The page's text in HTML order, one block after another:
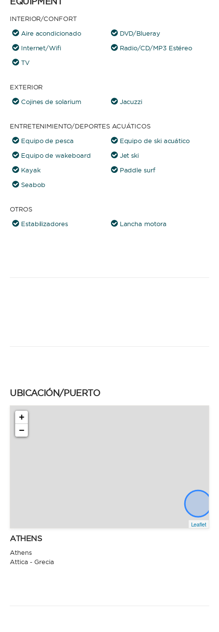
INTERIOR/CONFORT
Aire acondicionado
DVD/Blueray
Internet/Wifi
Radio/CD/MP3 Estéreo
TV
EXTERIOR
Cojines de solarium
Jacuzzi
ENTRETENIMIENTO/DEPORTES ACUÁTICOS
Equipo de pesca
Equipo de ski acuático
Equipo de wakeboard
Jet ski
Kayak
Paddle surf
Seabob
OTROS
Estabilizadores
Lancha motora
UBICACIÓN/PUERTO
+
−
Leaflet
ATHENS
Athens
Attica - Grecia